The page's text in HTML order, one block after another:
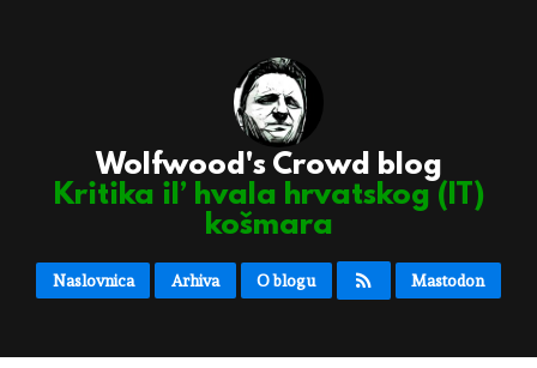
Wolfwood's Crowd blog
Kritika il’ hvala hrvatskog (IT)
košmara
Naslovnica Arhiva O blogu Mastodon